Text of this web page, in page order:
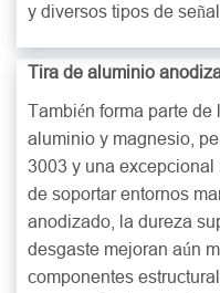
y diversos tipos de
Tira de aluminio
También forma parte
aluminio y magnesio,
3003 y una
de soportar entornos
anodizado, la dureza
desgaste mejoran aún
componentes